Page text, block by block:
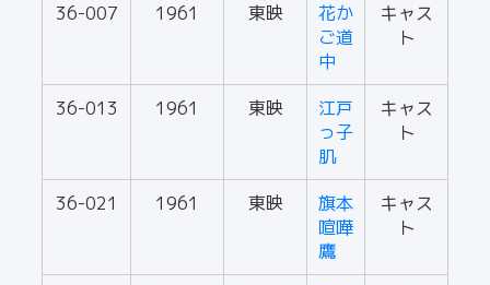
36-007 1961 東映
花か
ご道
中
キャス
ト
36-013 1961 東映
江戸
っ子
肌
キャス
ト
36-021 1961 東映
旗本
喧嘩
鷹
キャス
ト